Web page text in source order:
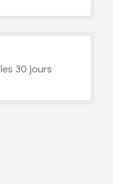
30 jours